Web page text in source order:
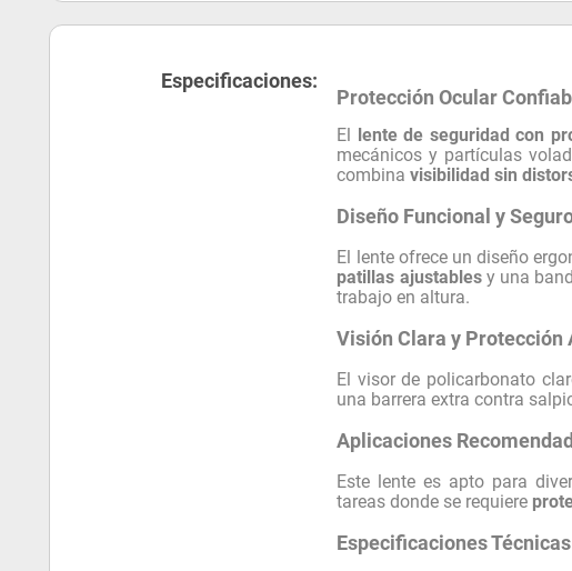
Especificaciones:
Protección Ocular
El lente de seguridad con
mecánicos y partículas
combinavisibilidad sin
Diseño Funcional y
El lente ofrece un diseño
patillas ajustablesy una
trabajo en altura.
Visión Clara y Protección
El visor de policarbonato
una barrera extra contra
Aplicaciones
Este lente es apto para
tareas donde se requiere
Especificaciones Técnicas